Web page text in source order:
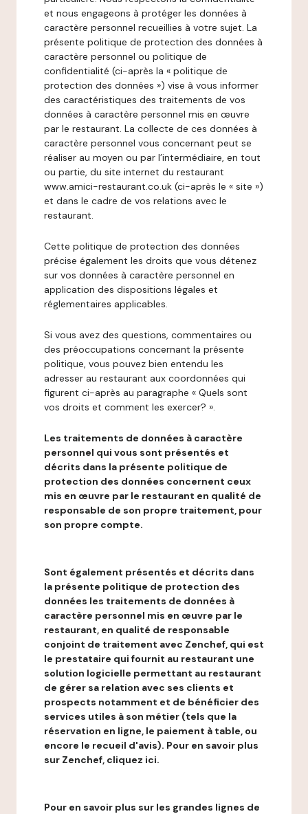
et nous engageons à protéger les données à
caractère personnel recueillies à votre sujet. La
présente politique de protection des données à
caractère personnel ou politique de
confidentialité (ci-après la « politique de
protection des données ») vise à vous informer
des caractéristiques des traitements de vos
données à caractère personnel mis en œuvre
par le restaurant. La collecte de ces données à
caractère personnel vous concernant peut se
réaliser au moyen ou par l’intermédiaire, en tout
ou partie, du site internet du restaurant
www.amici-restaurant.co.uk (ci-après le « site »)
et dans le cadre de vos relations avec le
restaurant.
Cette politique de protection des données
précise également les droits que vous détenez
sur vos données à caractère personnel en
application des dispositions légales et
réglementaires applicables.
Si vous avez des questions, commentaires ou
des préoccupations concernant la présente
politique, vous pouvez bien entendu les
adresser au restaurant aux coordonnées qui
figurent ci-après au paragraphe « Quels sont
vos droits et comment les exercer? ».
Les traitements de données à caractère
personnel qui vous sont présentés et
décrits dans la présente politique de
protection des données concernent ceux
mis en œuvre par le restaurant en qualité de
responsable de son propre traitement, pour
son propre compte.
Sont également présentés et décrits dans
la présente politique de protection des
données les traitements de données à
caractère personnel mis en œuvre par le
restaurant, en qualité de responsable
conjoint de traitement avec Zenchef, qui est
le prestataire qui fournit au restaurant une
solution logicielle permettant au restaurant
de gérer sa relation avec ses clients et
prospects notamment et de bénéficier des
services utiles à son métier (tels que la
réservation en ligne, le paiement à table, ou
encore le recueil d'avis). Pour en savoir plus
sur Zenchef, cliquez ici.
Pour en savoir plus sur les grandes lignes de